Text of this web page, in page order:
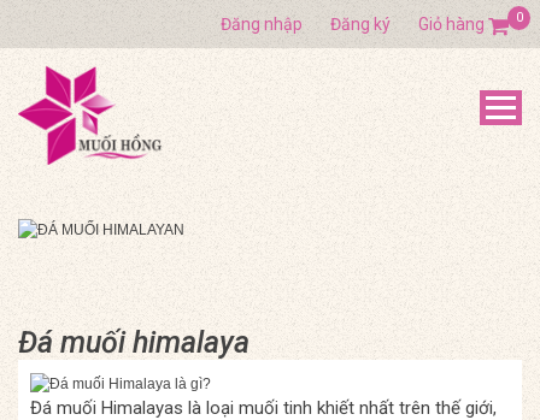
Đăng nhập Đăng ký Giỏ hàng 0
Đá muối himalaya
Đá muối Himalayas là loại muối tinh khiết nhất trên thế giới,